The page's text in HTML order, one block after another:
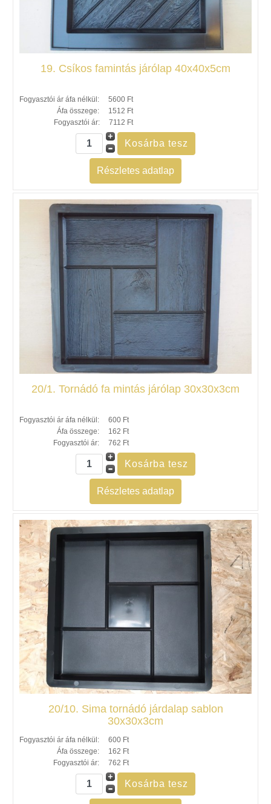
19. Csíkos famintás járólap 40x40x5cm
Fogyasztói ár áfa nélkül:
5600 Ft
Áfa összege:
1512 Ft
Fogyasztói ár:
7112 Ft
Részletes adatlap
20/1. Tornádó fa mintás járólap 30x30x3cm
Fogyasztói ár áfa nélkül:
600 Ft
Áfa összege:
162 Ft
Fogyasztói ár:
762 Ft
Részletes adatlap
20/10. Sima tornádó járdalap sablon
30x30x3cm
Fogyasztói ár áfa nélkül:
600 Ft
Áfa összege:
162 Ft
Fogyasztói ár:
762 Ft